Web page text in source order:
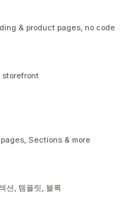
& product pages, no code
storefront
Sections & more
션, 템플릿, 블록